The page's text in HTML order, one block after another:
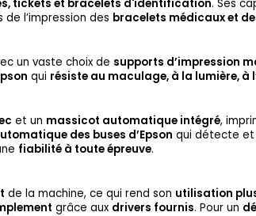
tickets et bracelets d'identification. Ses
de l’impression des bracelets médicaux et
un vaste choix de supports d’impression
qui résiste au maculage, à la lumière, à
et un massicot automatique intégré,
des buses d’Epson qui détecte et
fiabilité à toute épreuve.
de la machine, ce qui rend son utilisation
grâce aux drivers fournis. Pour un